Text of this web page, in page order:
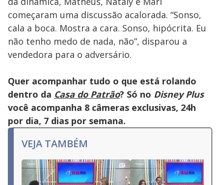
começaram uma discussão acalorada. “Sonso,
cala a boca. Mostra a cara. Sonso, hipócrita. Eu
não tenho medo de nada, não”, disparou a
vendedora para o adversário.
Quer acompanhar tudo o que está rolando
dentro da Casa do Patrão? Só no Disney Plus
você acompanha 8 câmeras exclusivas, 24h
por dia, 7 dias por semana.
VEJA TAMBÉM